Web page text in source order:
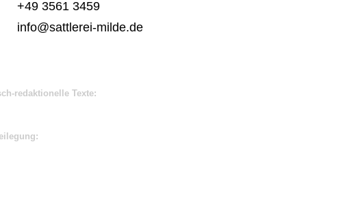
+49 3561 3459
info@sattlerei-milde.de
redaktionelle Texte: